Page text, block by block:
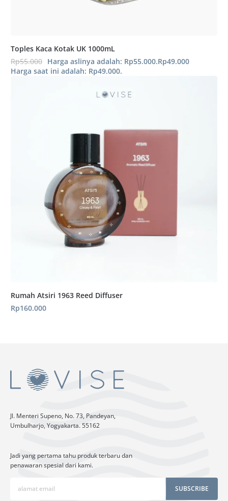
Toples Kaca Kotak UK 1000mL
Rp55.000 Harga aslinya adalah: Rp55.000.Rp49.000
Harga saat ini adalah: Rp49.000.
Rumah Atsiri 1963 Reed Diffuser
Rp160.000
Jl. Menteri Supeno, No. 73, Pandeyan,
Umbulharjo, Yogyakarta. 55162
Jadi yang pertama tahu produk terbaru dan
penawaran spesial dari kami.
SUBSCRIBE